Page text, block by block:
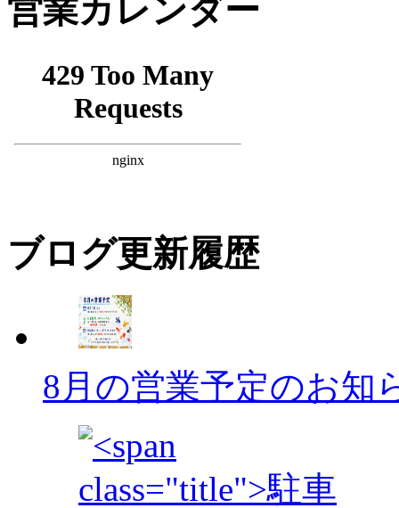
営業カレンダー
ブログ更新履歴
8月の営業予定のお知